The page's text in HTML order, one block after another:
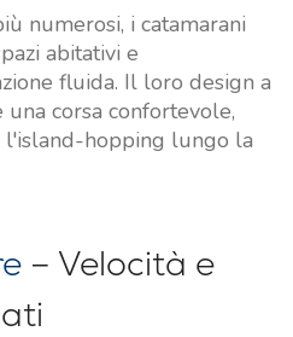
numerosi, i catamarani
abitativi e
fluida. Il loro design a
corsa confortevole,
hopping lungo la
– Velocità e